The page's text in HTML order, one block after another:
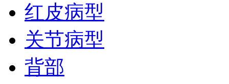
红皮病型
关节病型
背部